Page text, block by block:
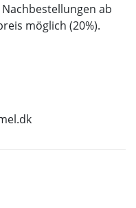
ab
möglich (20%).